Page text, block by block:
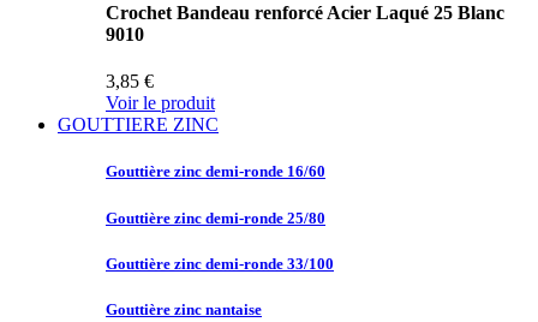
Crochet Bandeau renforcé Acier Laqué 25 Blanc
9010
3,85 €
Voir le produit
GOUTTIERE ZINC
Gouttière zinc demi-ronde 16/60
Gouttière zinc demi-ronde 25/80
Gouttière zinc demi-ronde 33/100
Gouttière zinc nantaise